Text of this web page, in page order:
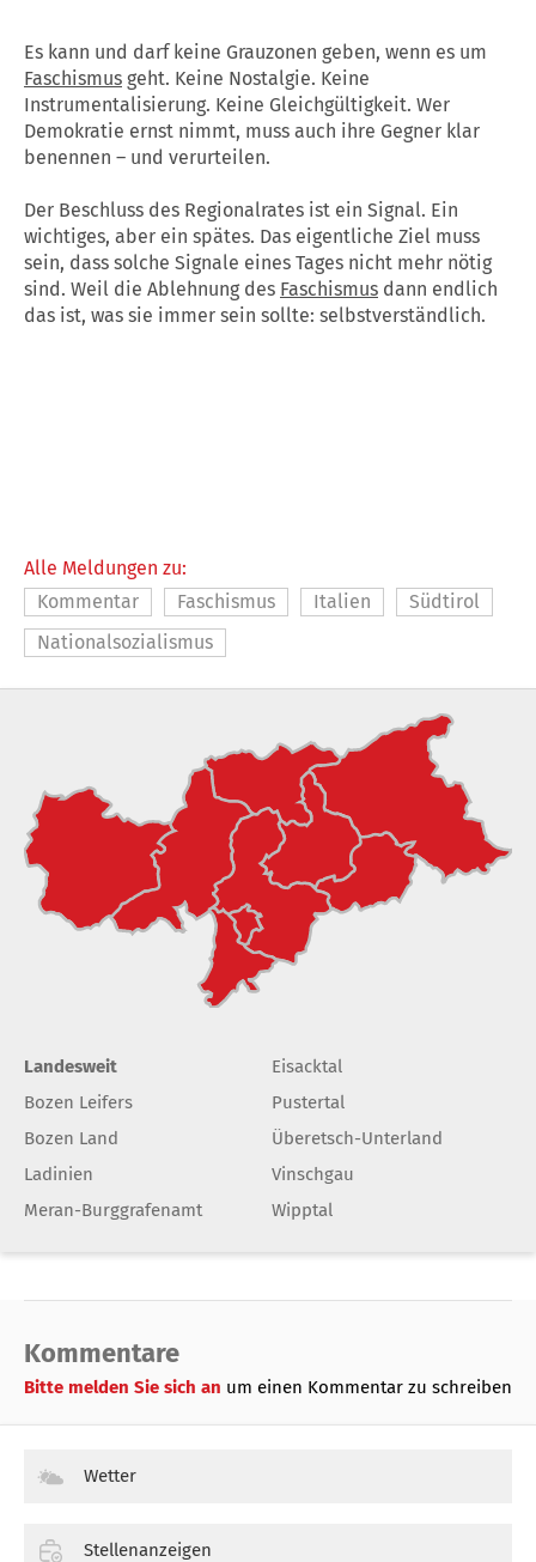
Es kann und darf keine Grauzonen geben, wenn es um
Faschismus geht. Keine Nostalgie. Keine
Instrumentalisierung. Keine Gleichgültigkeit. Wer
Demokratie ernst nimmt, muss auch ihre Gegner klar
benennen – und verurteilen.
Der Beschluss des Regionalrates ist ein Signal. Ein
wichtiges, aber ein spätes. Das eigentliche Ziel muss
sein, dass solche Signale eines Tages nicht mehr nötig
sind. Weil die Ablehnung des Faschismus dann endlich
das ist, was sie immer sein sollte: selbstverständlich.
Alle Meldungen zu:
Kommentar
Faschismus Italien
Südtirol
Nationalsozialismus
Landesweit
Bozen Leifers
Bozen Land
Ladinien
Meran-Burggrafenamt
Eisacktal
Pustertal
Überetsch-Unterland
Vinschgau
Wipptal
Kommentare
Bitte melden Sie sich an um einen Kommentar zu schreiben
Wetter
Stellenanzeigen